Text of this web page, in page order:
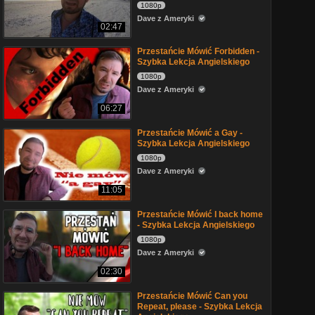
02:47
1080p
Dave z Ameryki
06:27
Przestańcie Mówić Forbidden -
Szybka Lekcja Angielskiego
1080p
Dave z Ameryki
11:05
Przestańcie Mówić a Gay -
Szybka Lekcja Angielskiego
1080p
Dave z Ameryki
02:30
Przestańcie Mówić I back home
- Szybka Lekcja Angielskiego
1080p
Dave z Ameryki
Przestańcie Mówić Can you
Repeat, please - Szybka Lekcja